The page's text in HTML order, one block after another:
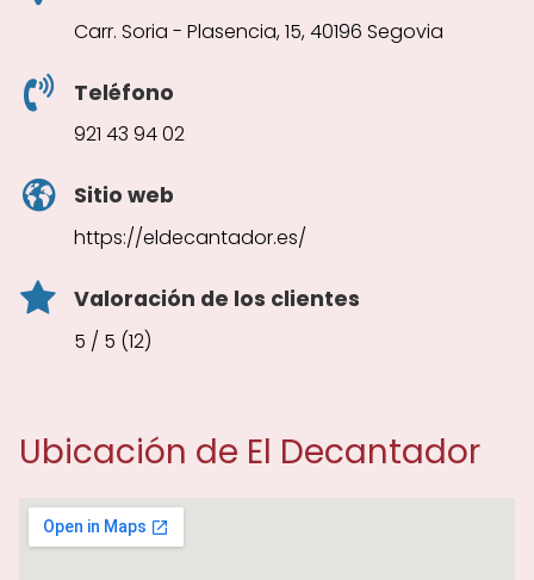
Carr. Soria - Plasencia, 15, 40196 Segovia
Teléfono
921 43 94 02
Sitio web
https://eldecantador.es/
Valoración de los clientes
5 / 5 (12)
Ubicación de El Decantador